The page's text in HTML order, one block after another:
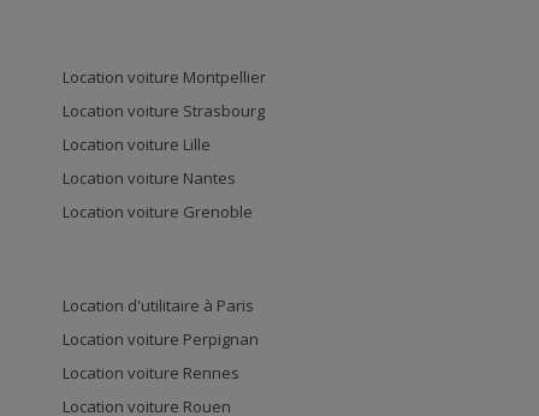
Location voiture Montpellier
Location voiture Strasbourg
Location voiture Lille
Location voiture Nantes
Location voiture Grenoble
Location d'utilitaire à Paris
Location voiture Perpignan
Location voiture Rennes
Location voiture Rouen